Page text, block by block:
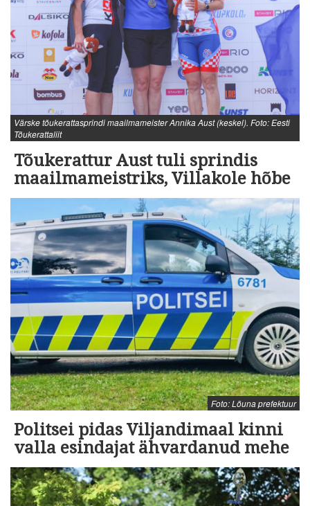
Värske tõukerattasprindi maailmameister Annika Aust (keskel). Foto: Eesti
Tõukerattaliit
Tõukerattur Aust tuli sprindis
maailmameistriks, Villakole hõbe
Foto: Lõuna prefektuur
Politsei pidas Viljandimaal kinni
valla esindajat ähvardanud mehe